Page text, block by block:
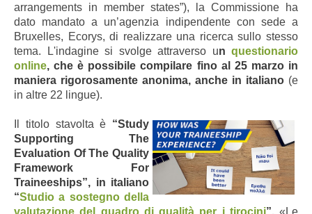
arrangements in member states”), la Commissione ha
dato mandato a un’agenzia indipendente con sede a
Bruxelles, Ecorys, di realizzare una ricerca sullo stesso
tema. L'indagine si svolge attraverso un questionario
online, che è possibile compilare fino al 25 marzo in
maniera rigorosamente anonima, anche in italiano (e
in altre 22 lingue).
Il titolo stavolta è “Study
Supporting The
Evaluation Of The Quality
Framework For
Traineeships”, in italiano
“Studio a sostegno della